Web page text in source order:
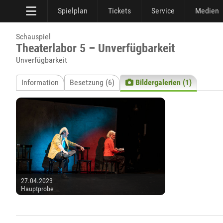
Spielplan Tickets Service Medien
Schauspiel
Theaterlabor 5 – Unverfügbarkeit
Unverfügbarkeit
Information Besetzung (6) Bildergalerien (1)
27.04.2023
Hauptprobe